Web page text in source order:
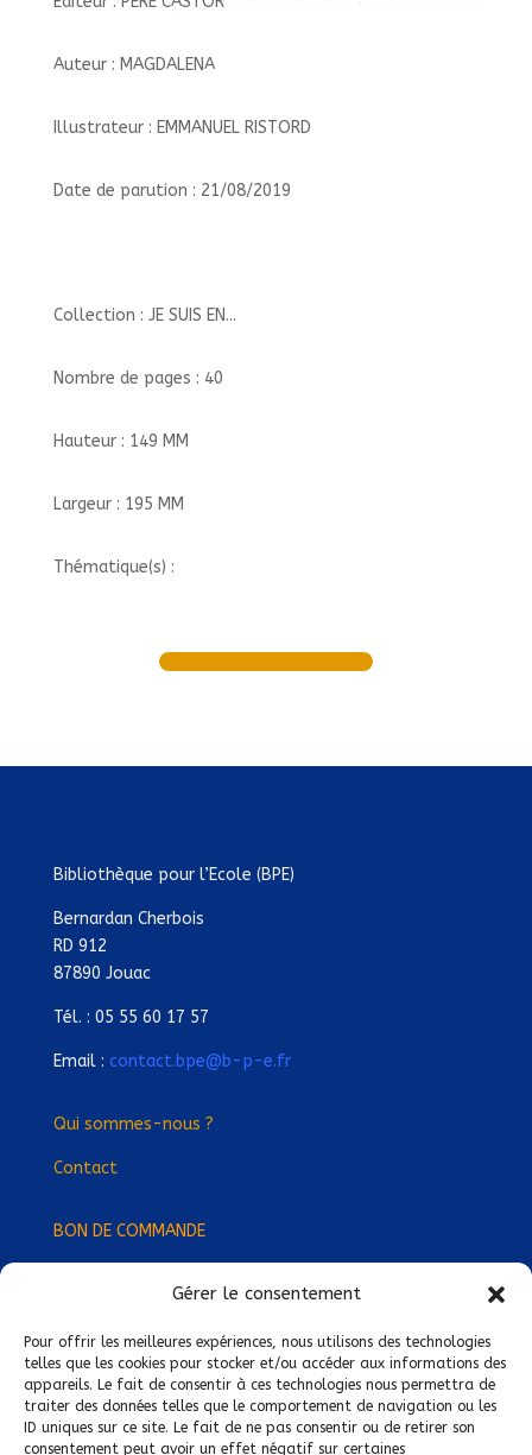
Gérer le consentement
Pour offrir les meilleures expériences, nous utilisons des technologies
telles que les cookies pour stocker et/ou accéder aux informations des
appareils. Le fait de consentir à ces technologies nous permettra de
traiter des données telles que le comportement de navigation ou les
ID uniques sur ce site. Le fait de ne pas consentir ou de retirer son
consentement peut avoir un effet négatif sur certaines
Auteur : MAGDALENA
Illustrateur : EMMANUEL RISTORD
Date de parution : 21/08/2019
Collection : JE SUIS EN...
Nombre de pages : 40
Hauteur : 149 MM
Largeur : 195 MM
Thématique(s) :
Bibliothèque pour l’Ecole (BPE)
Bernardan Cherbois
RD 912
87890 Jouac
Tél. : 05 55 60 17 57
Email : contact.bpe@b-p-e.fr
Qui sommes-nous ?
Contact
BON DE COMMANDE
Devenez Délégué·e Régional·e !
Trouvez-nous près de chez vous !
Mentions légales
Conditions générales de vente